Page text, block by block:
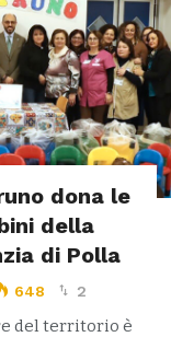
dona le
della
di Polla
648 2
del territorio è